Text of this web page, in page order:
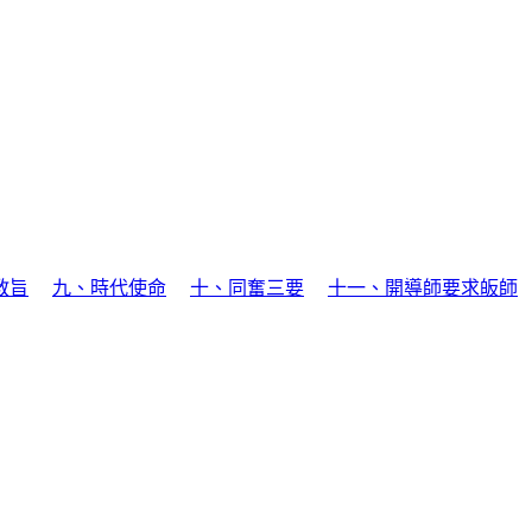
旨 九、時代使命 十、同奮三要 十一、開導師要求皈師